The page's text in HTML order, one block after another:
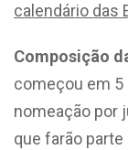
calendário das
Composição
começou em 5
nomeação por
que farão